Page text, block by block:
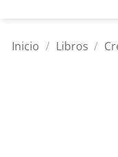
Inicio / Libros /